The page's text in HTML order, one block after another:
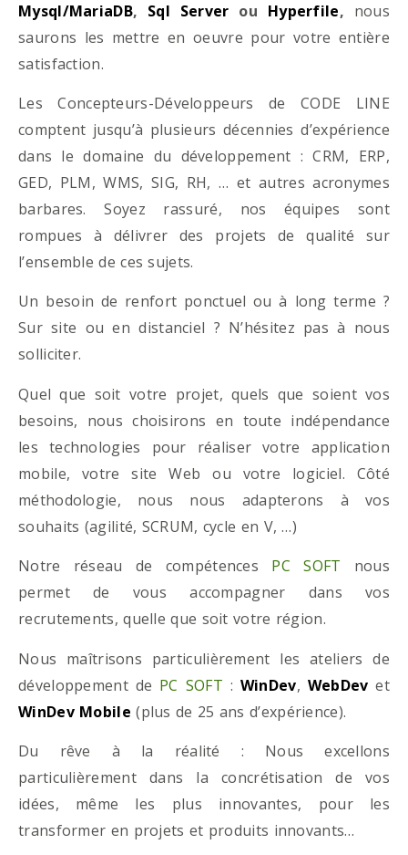
Mysql/MariaDB, Sql Server ou Hyperfile, nous
saurons les mettre en oeuvre pour votre entière
satisfaction.
Les Concepteurs-Développeurs de CODE LINE
comptent jusqu’à plusieurs décennies d’expérience
dans le domaine du développement : CRM, ERP,
GED, PLM, WMS, SIG, RH, … et autres acronymes
barbares. Soyez rassuré, nos équipes sont
rompues à délivrer des projets de qualité sur
l’ensemble de ces sujets.
Un besoin de renfort ponctuel ou à long terme ?
Sur site ou en distanciel ? N’hésitez pas à nous
solliciter.
Quel que soit votre projet, quels que soient vos
besoins, nous choisirons en toute indépendance
les technologies pour réaliser votre application
mobile, votre site Web ou votre logiciel. Côté
méthodologie, nous nous adapterons à vos
souhaits (agilité, SCRUM, cycle en V, …)
Notre réseau de compétences PC SOFT nous
permet de vous accompagner dans vos
recrutements, quelle que soit votre région.
Nous maîtrisons particulièrement les ateliers de
développement de PC SOFT : WinDev, WebDev et
WinDev Mobile (plus de 25 ans d’expérience).
Du rêve à la réalité : Nous excellons
particulièrement dans la concrétisation de vos
idées, même les plus innovantes, pour les
transformer en projets et produits innovants…